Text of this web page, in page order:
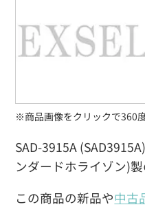
SAD-3915A
ンダードホライゾン)製
この商品の新品や中古
※商品画像をクリックで360